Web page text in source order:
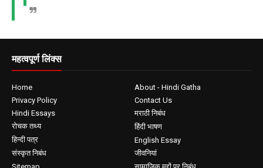
महत्वपूर्ण लिंक्स
Home
About - Hindi Gatha
Privacy Policy
Contact Us
Hindi Essays
मराठी निबंध
रोचक तथ्य
हिंदी भाषण
हिन्दी पत्र
English Essay
संस्कृत निबंध
जीवनियां